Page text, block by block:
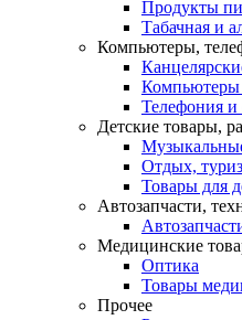
Продукты
Табачная и
Компьютеры,
Компьютеры
Телефония и
Детские товары,
Отдых,
Товары для
Автозапчасти,
Медицинские
Оптика
Товары
Прочее